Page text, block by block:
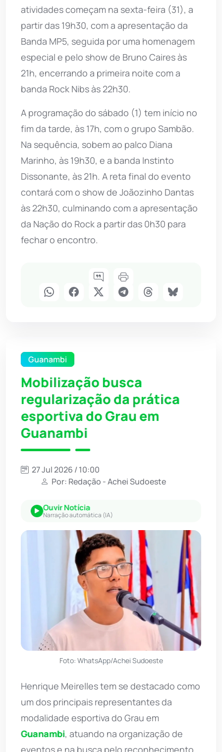
atividades começam na sexta-feira (31), a
partir das 19h30, com a apresentação da
Banda MP5, seguida por uma homenagem
especial e pelo show de Bruno Caires às
21h, encerrando a primeira noite com a
banda Rock Nibs às 22h30.
A programação do sábado (1) tem início no
fim da tarde, às 17h, com o grupo Sambão.
Na sequência, sobem ao palco Diana
Marinho, às 19h30, e a banda Instinto
Dissonante, às 21h. A reta final do evento
contará com o show de Joãozinho Dantas
às 22h30, culminando com a apresentação
da Nação do Rock a partir das 0h30 para
fechar o encontro.
Guanambi
Mobilização busca
regularização da prática
esportiva do Grau em
Guanambi
27 Jul 2026 / 10:00
Por: Redação - Achei Sudoeste
Ouvir Notícia
Narração automática (IA)
Foto: WhatsApp/Achei Sudoeste
Henrique Meirelles tem se destacado como
um dos principais representantes da
modalidade esportiva do Grau em
Guanambi, atuando na organização de
eventos e na busca pelo reconhecimento